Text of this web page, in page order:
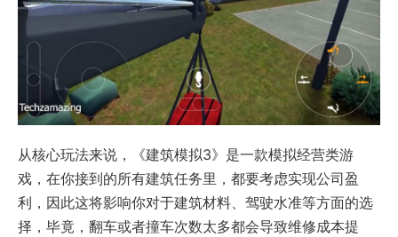
从核心玩法来说，《建筑模拟3》是一款模拟经营类游
戏，在你接到的所有建筑任务里，都要考虑实现公司盈
利，因此这将影响你对于建筑材料、驾驶水准等方面的选
择，毕竟，翻车或者撞车次数太多都会导致维修成本提